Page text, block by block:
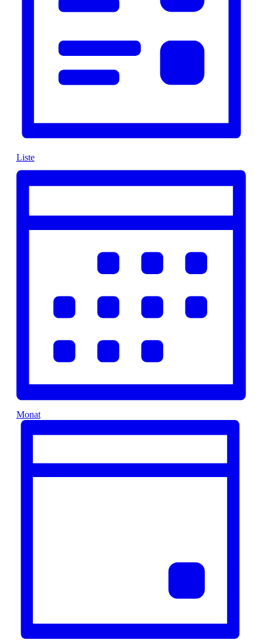
Liste
Monat